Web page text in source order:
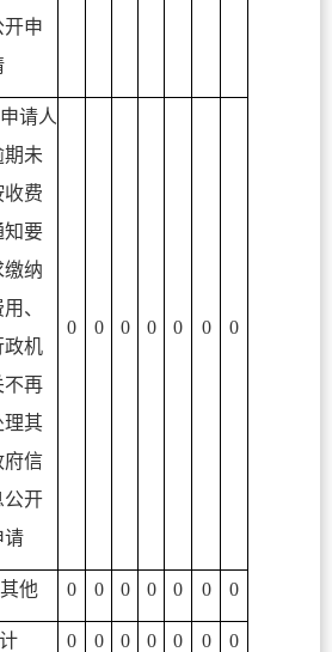
开申
请人
期未
收费
知要
缴纳
、
政机
不再
理其
府信
公开
请
0 0 0 0 0 0 0
他 0 0 0 0 0 0 0
0 0 0 0 0 0 0